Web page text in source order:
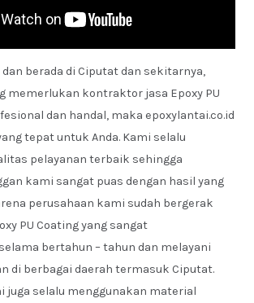
berada di Ciputat dan sekitarnya,
memerlukan kontraktor jasa Epoxy PU
dan handal, maka epoxylantai.co.id
tepat untuk Anda. Kami selalu
pelayanan terbaik sehingga
kami sangat puas dengan hasil yang
perusahaan kami sudah bergerak
PU Coating yang sangat
bertahun – tahun dan melayani
di berbagai daerah termasuk Ciputat.
juga selalu menggunakan material